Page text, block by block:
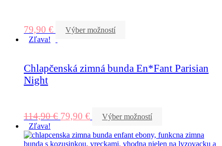
79,90 €
Výber možností
Zľava!
Chlapčenská zimná bunda En*Fant Parisian
Night
114,90€ 79,90 €
Výber možností
Zľava!